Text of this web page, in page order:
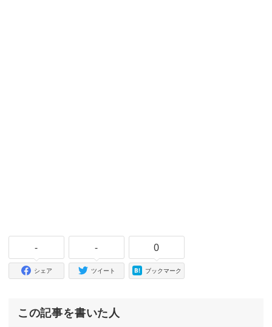
-
シェア
-
ツイート
0
ブックマーク
この記事を書いた人